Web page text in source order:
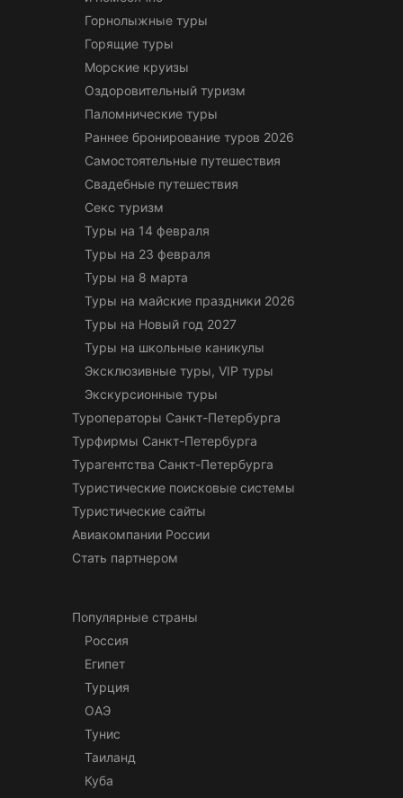
Горнолыжные туры
Горящие туры
Морские круизы
Оздоровительный туризм
Паломнические туры
Раннее бронирование туров 2026
Самостоятельные путешествия
Свадебные путешествия
Секс туризм
Туры на 14 февраля
Туры на 23 февраля
Туры на 8 марта
Туры на майские праздники 2026
Туры на Новый год 2027
Туры на школьные каникулы
Эксклюзивные туры, VIP туры
Экскурсионные туры
Туроператоры Санкт-Петербурга
Турфирмы Санкт-Петербурга
Турагентства Санкт-Петербурга
Туристические поисковые системы
Туристические сайты
Авиакомпании России
Стать партнером
Популярные страны
Россия
Египет
Турция
ОАЭ
Тунис
Таиланд
Куба